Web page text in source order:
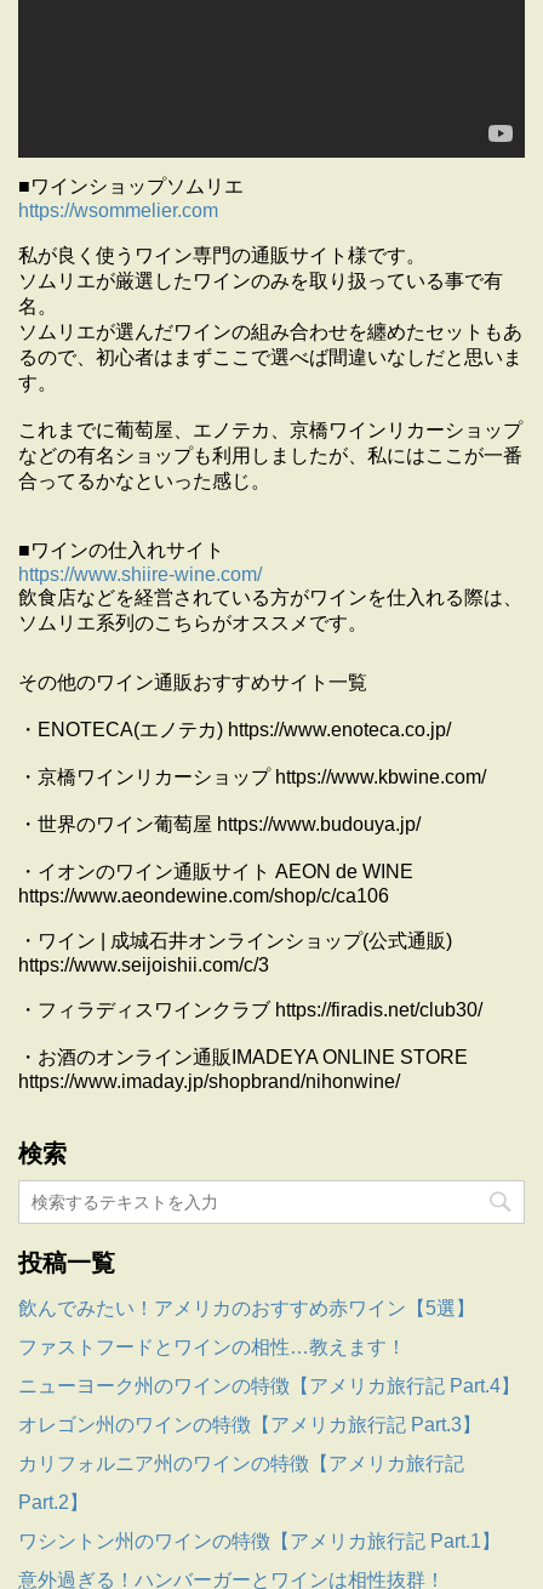
■ワインショップソムリエ
https://wsommelier.com
私が良く使うワイン専門の通販サイト様です。
ソムリエが厳選したワインのみを取り扱っている事で有
名。
ソムリエが選んだワインの組み合わせを纏めたセットもあ
るので、初心者はまずここで選べば間違いなしだと思いま
す。
これまでに葡萄屋、エノテカ、京橋ワインリカーショップ
などの有名ショップも利用しましたが、私にはここが一番
合ってるかなといった感じ。
■ワインの仕入れサイト
https://www.shiire-wine.com/
飲食店などを経営されている方がワインを仕入れる際は、
ソムリエ系列のこちらがオススメです。
その他のワイン通販おすすめサイト一覧
・ENOTECA(エノテカ) https://www.enoteca.co.jp/
・京橋ワインリカーショップ https://www.kbwine.com/
・世界のワイン葡萄屋 https://www.budouya.jp/
・イオンのワイン通販サイト AEON de WINE
https://www.aeondewine.com/shop/c/ca106
・ワイン | 成城石井オンラインショップ(公式通販)
https://www.seijoishii.com/c/3
・フィラディスワインクラブ https://firadis.net/club30/
・お酒のオンライン通販IMADEYA ONLINE STORE
https://www.imaday.jp/shopbrand/nihonwine/
検索
投稿一覧
飲んでみたい！アメリカのおすすめ赤ワイン【5選】
ファストフードとワインの相性…教えます！
ニューヨーク州のワインの特徴【アメリカ旅行記 Part.4】
オレゴン州のワインの特徴【アメリカ旅行記 Part.3】
カリフォルニア州のワインの特徴【アメリカ旅行記
Part.2】
ワシントン州のワインの特徴【アメリカ旅行記 Part.1】
意外過ぎる！ハンバーガーとワインは相性抜群！